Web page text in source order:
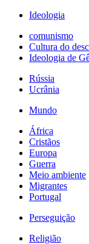
Ideologia
comunismo
Cultura do
Ideologia de
Rússia
Ucrânia
Mundo
África
Cristãos
Europa
Guerra
Meio ambiente
Migrantes
Portugal
Perseguição
Religião